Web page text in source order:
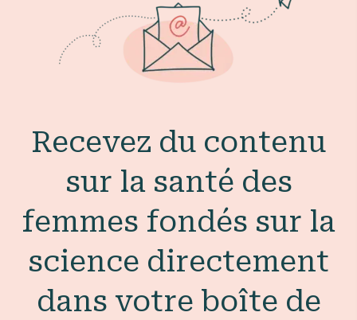
Recevez du contenu
sur la santé des
femmes fondés sur la
science directement
dans votre boîte de